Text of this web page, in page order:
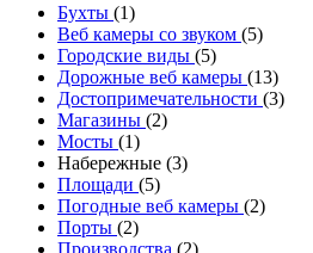
Бухты (1)
Веб камеры со звуком (5)
Городские виды (5)
Дорожные веб камеры (13)
Достопримечательности (3)
Магазины (2)
Мосты (1)
Набережные (3)
Площади (5)
Погодные веб камеры (2)
Порты (2)
Производства (2)